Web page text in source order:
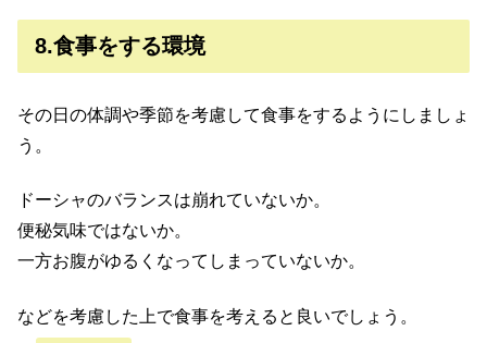
8.食事をする環境
その日の体調や季節を考慮して食事をするようにしましょ
う。
ドーシャのバランスは崩れていないか。
便秘気味ではないか。
一方お腹がゆるくなってしまっていないか。
などを考慮した上で食事を考えると良いでしょう。